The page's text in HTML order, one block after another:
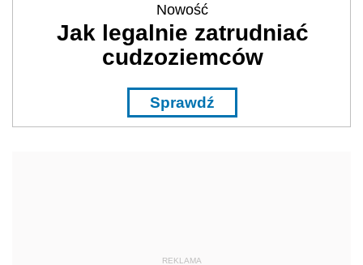
Nowość
Jak legalnie zatrudniać
cudzoziemców
Sprawdź
REKLAMA